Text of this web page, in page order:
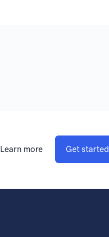
Learn more Get started